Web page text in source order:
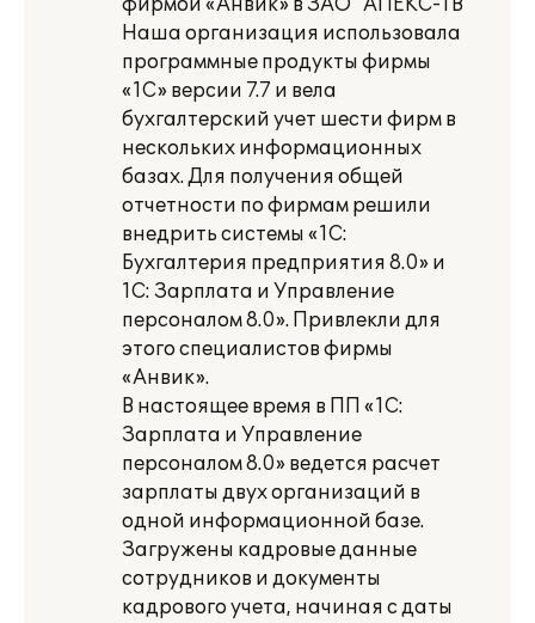
фирмой «Анвик» в ЗАО "АПЕКС-ТВ"
Наша организация использовала
программные продукты фирмы
«1С» версии 7.7 и вела
бухгалтерский учет шести фирм в
нескольких информационных
базах. Для получения общей
отчетности по фирмам решили
внедрить системы «1С:
Бухгалтерия предприятия 8.0» и
1С: Зарплата и Управление
персоналом 8.0». Привлекли для
этого специалистов фирмы
«Анвик».
В настоящее время в ПП «1С:
Зарплата и Управление
персоналом 8.0» ведется расчет
зарплаты двух организаций в
одной информационной базе.
Загружены кадровые данные
сотрудников и документы
кадрового учета, начиная с даты